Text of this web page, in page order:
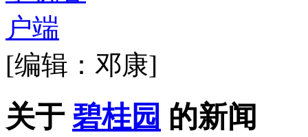
[编辑：邓康]
关于 碧桂园 的新闻